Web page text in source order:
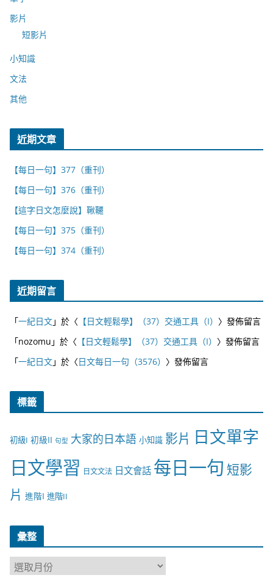
影片
短影片
小知識
文法
其他
近期文章
【每日一句】377（重刊）
【每日一句】376（重刊）
【這字日文怎麼說】鞦韆
【每日一句】375（重刊）
【每日一句】374（重刊）
近期留言
「一紀日文」於〈 【日文輕鬆學】（37）交通工具（I） 〉發佈留言
「nozomu 」於〈 【日文輕鬆學】（37）交通工具（I） 〉發佈留言
「一紀日文」於〈日文每日一句（3576） 〉發佈留言
標籤
初級I 初級II 句型 大家的日本語 小知識 影片 日文單字
日文學習 日文文法 日文會話 每日一句 短影
片 進階I 進階II
彙整
彙
整